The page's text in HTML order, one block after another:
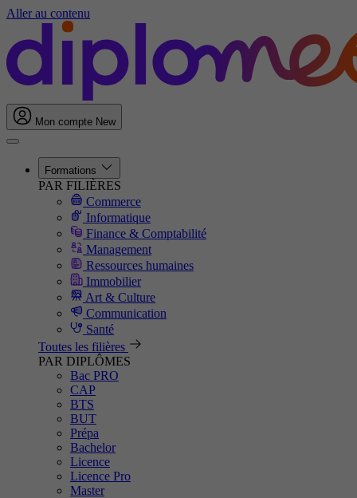
Aller au contenu
Mon compte New
Formations
PAR FILIÈRES
Commerce
Informatique
Finance & Comptabilité
Management
Ressources humaines
Immobilier
Art & Culture
Communication
Santé
Toutes les filières
PAR DIPLÔMES
Bac PRO
CAP
BTS
BUT
Prépa
Bachelor
Licence
Licence Pro
Master